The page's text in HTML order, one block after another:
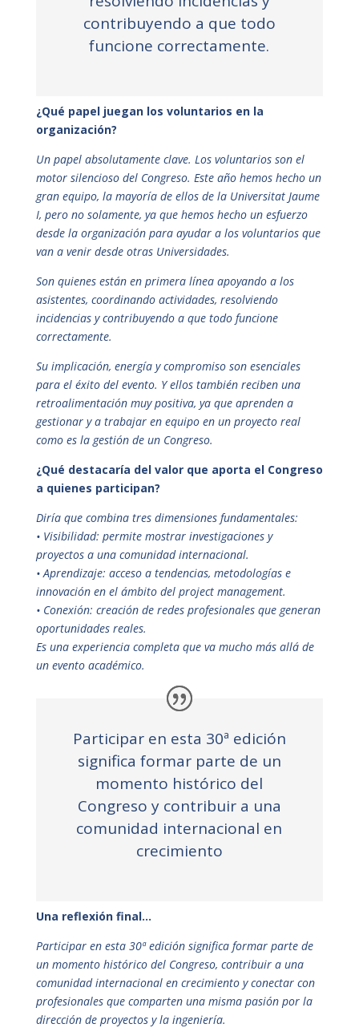
contribuyendo a que todo
funcione correctamente.
¿Qué papel juegan los voluntarios en la
organización?
Un papel absolutamente clave. Los voluntarios son el
motor silencioso del Congreso. Este año hemos hecho un
gran equipo, la mayoría de ellos de la Universitat Jaume
I, pero no solamente, ya que hemos hecho un esfuerzo
desde la organización para ayudar a los voluntarios que
van a venir desde otras Universidades.
Son quienes están en primera línea apoyando a los
asistentes, coordinando actividades, resolviendo
incidencias y contribuyendo a que todo funcione
correctamente.
Su implicación, energía y compromiso son esenciales
para el éxito del evento. Y ellos también reciben una
retroalimentación muy positiva, ya que aprenden a
gestionar y a trabajar en equipo en un proyecto real
como es la gestión de un Congreso.
¿Qué destacaría del valor que aporta el Congreso
a quienes participan?
Diría que combina tres dimensiones fundamentales:
• Visibilidad: permite mostrar investigaciones y
proyectos a una comunidad internacional.
• Aprendizaje: acceso a tendencias, metodologías e
innovación en el ámbito del project management.
• Conexión: creación de redes profesionales que generan
oportunidades reales.
Es una experiencia completa que va mucho más allá de
un evento académico.
Participar en esta 30ª edición
significa formar parte de un
momento histórico del
Congreso y contribuir a una
comunidad internacional en
crecimiento
Una reflexión final…
Participar en esta 30ª edición significa formar parte de
un momento histórico del Congreso, contribuir a una
comunidad internacional en crecimiento y conectar con
profesionales que comparten una misma pasión por la
dirección de proyectos y la ingeniería.